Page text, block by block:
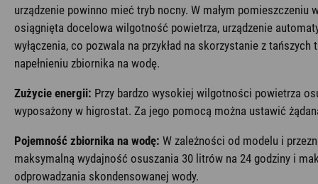
urządzenie powinno mieć tryb nocny. W małym
osiągnięta docelowa wilgotność powietrza, urządzenie
wyłączenia, co pozwala na przykład na skorzystanie z
napełnieniu zbiornika na wodę.
Zużycie energii: Przy bardzo wysokiej wilgotności powietrza
wyposażony w higrostat. Za jego pomocą można ustawić
Pojemność zbiornika na wodę: W zależności od modelu i
maksymalną wydajność osuszania 30 litrów na 24 godziny i
odprowadzania skondensowanej wody.